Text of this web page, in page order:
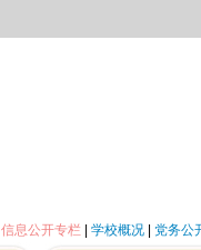
信息公开专栏| 学校概况| 党务公